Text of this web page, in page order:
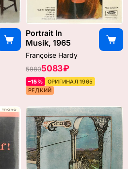
Portrait In
Musik, 1965
Françoise Hardy
59805083 ₽
–15%
ОРИГИНАЛ 1965
РЕДКИЙ